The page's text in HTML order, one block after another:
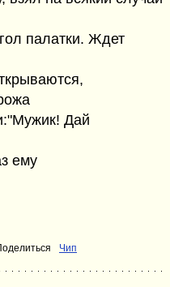
палатки. Ждет
Дай
ему
Чип